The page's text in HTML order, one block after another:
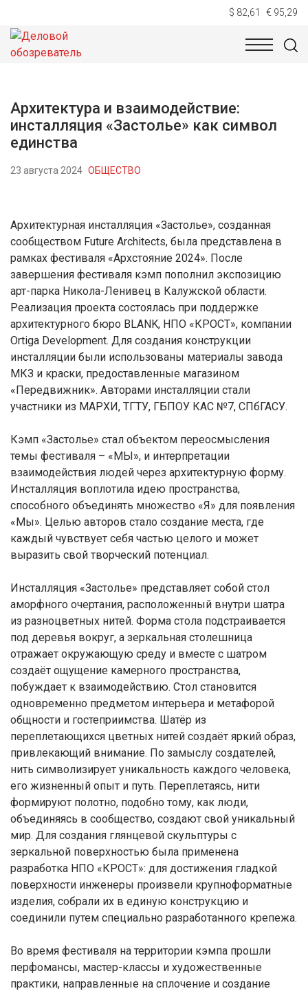
$ 82,61 € 95,29
НОВОСТИ
Архитектура и взаимодействие:
инсталляция «Застолье» как символ
единства
23 августа 2024 ОБЩЕСТВО
Архитектурная инсталляция «Застолье», созданная
сообществом Future Architects, была представлена в
рамках фестиваля «Архстояние 2024». После
завершения фестиваля кэмп пополнил экспозицию
арт-парка Никола-Ленивец в Калужской области.
Реализация проекта состоялась при поддержке
архитектурного бюро BLANK, НПО «КРОСТ», компании
Ortiga Development. Для создания конструкции
инсталляции были использованы материалы завода
МКЗ и краски, предоставленные магазином
«Передвижник». Авторами инсталляции стали
участники из МАРХИ, ТГТУ, ГБПОУ КАС №7, СПбГАСУ.
Кэмп «Застолье» стал объектом переосмысления
темы фестиваля – «МЫ», и интерпретации
взаимодействия людей через архитектурную форму.
Инсталляция воплотила идею пространства,
способного объединять множество «Я» для появления
«Мы». Целью авторов стало создание места, где
каждый чувствует себя частью целого и может
выразить свой творческий потенциал.
Инсталляция «Застолье» представляет собой стол
аморфного очертания, расположенный внутри шатра
из разноцветных нитей. Форма стола подстраивается
под деревья вокруг, а зеркальная столешница
отражает окружающую среду и вместе с шатром
создаёт ощущение камерного пространства,
побуждает к взаимодействию. Стол становится
одновременно предметом интерьера и метафорой
общности и гостеприимства. Шатёр из
переплетающихся цветных нитей создаёт яркий образ,
привлекающий внимание. По замыслу создателей,
нить символизирует уникальность каждого человека,
его жизненный опыт и путь. Переплетаясь, нити
формируют полотно, подобно тому, как люди,
объединяясь в сообщество, создают свой уникальный
мир. Для создания глянцевой скульптуры с
зеркальной поверхностью была применена
разработка НПО «КРОСТ»: для достижения гладкой
поверхности инженеры произвели крупноформатные
изделия, собрали их в единую конструкцию и
соединили путем специально разработанного крепежа.
Во время фестиваля на территории кэмпа прошли
перфомансы, мастер-классы и художественные
практики, направленные на сплочение и создание